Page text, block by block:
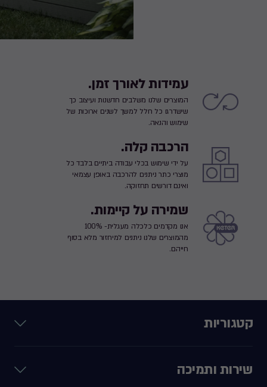
עמידות לאורך זמן.
המוצרים שלנו משלבים חדשנות ועיצוב כך
שישדרגו כל חלל למשך לשנים ארוכות של
שימוש והנאה.
הרכבה קלה.
על ידי שימוש בכלי עבודה ביתיים בלבד כל
מוצרי כתר ניתנים להרכבה באופן עצמאי
ואינם דורשים תחזוקה.
שמירה על קיימות.
אנו מקדמים כלכלה מעגלית- 100%
מהמוצרים שלנו ניתנים למיחזור מלא בסוף
חייהם.
קטגוריות
שירות ותמיכה